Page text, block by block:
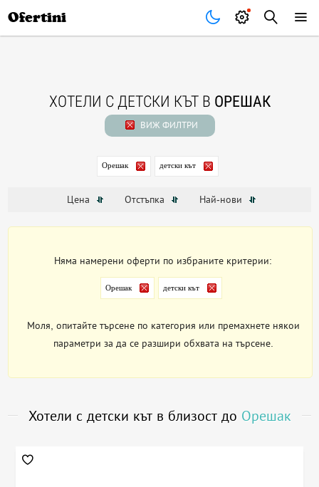
Ofertini
ХОТЕЛИ С ДЕТСКИ КЪТ В ОРЕШАК
ВИЖ ФИЛТРИ
Орешак детски кът
Цена Отстъпка Най-нови
Няма намерени оферти по избраните критерии:
Орешак детски кът
Моля, опитайте търсене по категория или премахнете някои
параметри за да се разшири обхвата на търсене.
Хотели с детски кът в близост до Орешак